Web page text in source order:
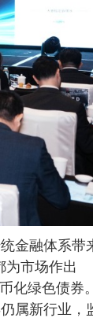
金融体系带
为市场作出
化绿色债券
属新行业，